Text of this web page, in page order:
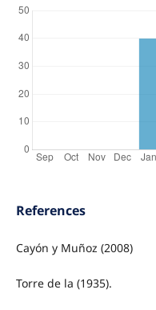
References
Cayón y Muñoz (2008)
Torre de la (1935).